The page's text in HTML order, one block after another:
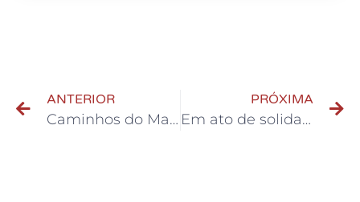
ANTERIOR
Caminhos do Mar lança caminhada noturna guiada pela Estrada Velha de Santos
PRÓXIMA
Em ato de solidariedade, GCM de São Bernardo presta atendimento rápido e humano após contato da Central de Operações